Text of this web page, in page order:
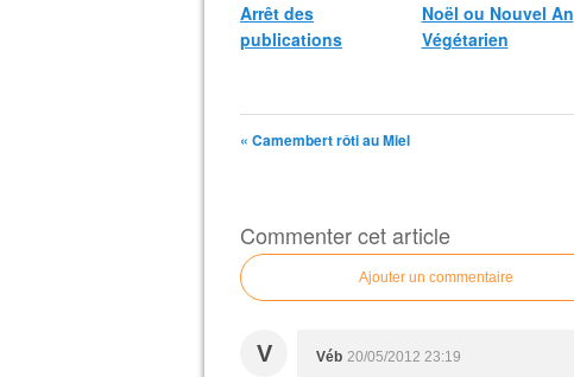
Arrêt des
publications
Noël ou Nouvel An
Végétarien
« Camembert rôti au Miel
Commenter cet article
Ajouter un commentaire
V Véb 20/05/2012 23:19